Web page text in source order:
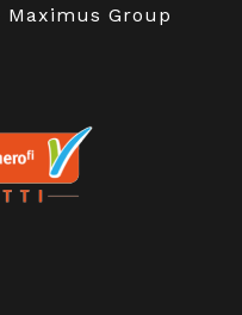
Group